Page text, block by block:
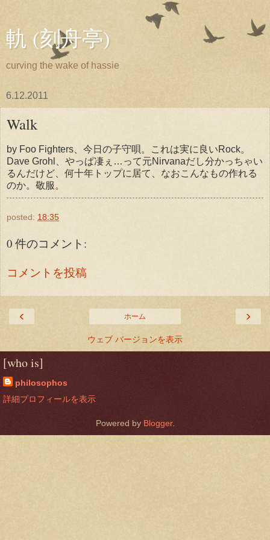
軌 (刻舟亭)
curving the wake of hassie
6.12.2011
Walk
by Foo Fighters、今日の子守唄。これは実に良いRock。
Dave Grohl、やっぱ凄ぇ…って元Nirvanaだし分かっちゃい
るんだけど、何十年トップに居て、なおこんなもの作れる
のか。敬服。
posted: 18:35
0 件のコメント:
コメントを投稿
‹ ›
ホーム
ウェブ バージョンを表示
[who is]
philosophos
詳細プロフィールを表示
Powered by Blogger.